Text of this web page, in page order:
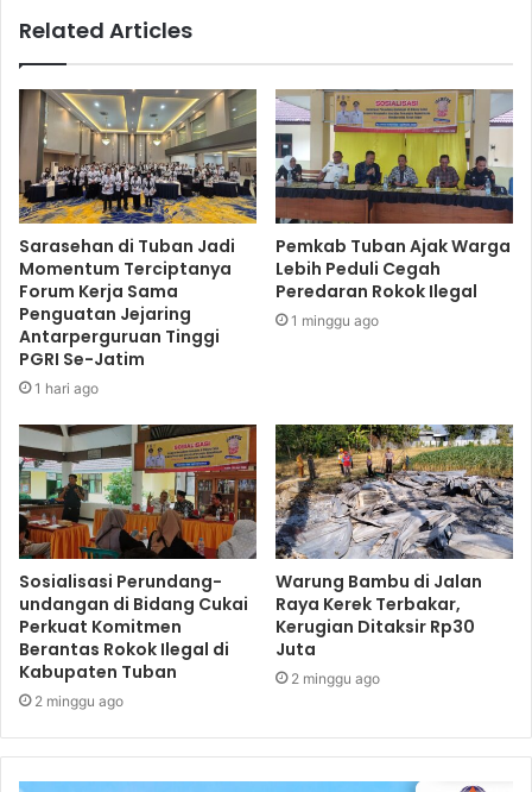
Related Articles
Sarasehan di Tuban Jadi
Momentum Terciptanya
Forum Kerja Sama
Penguatan Jejaring
Antarperguruan Tinggi
PGRI Se-Jatim
1 hari ago
Pemkab Tuban Ajak Warga
Lebih Peduli Cegah
Peredaran Rokok Ilegal
1 minggu ago
Sosialisasi Perundang-
undangan di Bidang Cukai
Perkuat Komitmen
Berantas Rokok Ilegal di
Kabupaten Tuban
2 minggu ago
Warung Bambu di Jalan
Raya Kerek Terbakar,
Kerugian Ditaksir Rp30
Juta
2 minggu ago